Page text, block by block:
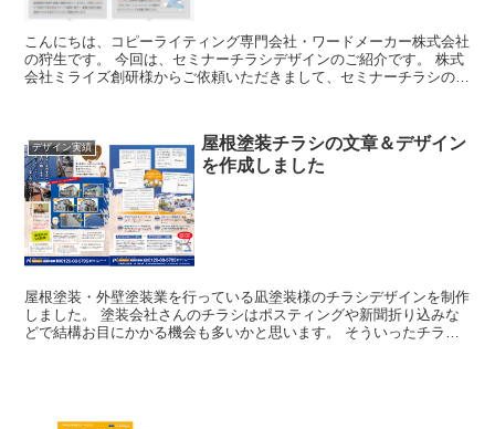
こんにちは、コピーライティング専門会社・ワードメーカー株式会社
の狩生です。 今回は、セミナーチラシデザインのご紹介です。 株式
会社ミライズ創研様からご依頼いただきまして、セミナーチラシの作
デザイン実績
屋根塗装チラシの文章＆デザイン
を作成しました
屋根塗装・外壁塗装業を行っている凪塗装様のチラシデザインを制作
しました。 塗装会社さんのチラシはポスティングや新聞折り込みな
どで結構お目にかかる機会も多いかと思います。 そういったチラシ